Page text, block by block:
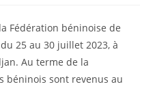
Fédération béninoise de
25 au 30 juillet 2023, à
Au terme de la
béninois sont revenus au